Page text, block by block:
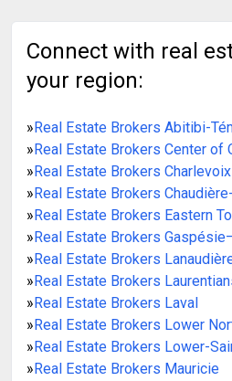
Connect with real
your region:
»Real Estate Brokers Abitibi-
»Real Estate Brokers Center of
»Real Estate Brokers Charlevoix
»Real Estate Brokers
»Real Estate Brokers Eastern
»Real Estate Brokers
»Real Estate Brokers
»Real Estate Brokers
»Real Estate Brokers Laval
»Real Estate Brokers Lower
»Real Estate Brokers Lower-
»Real Estate Brokers Mauricie